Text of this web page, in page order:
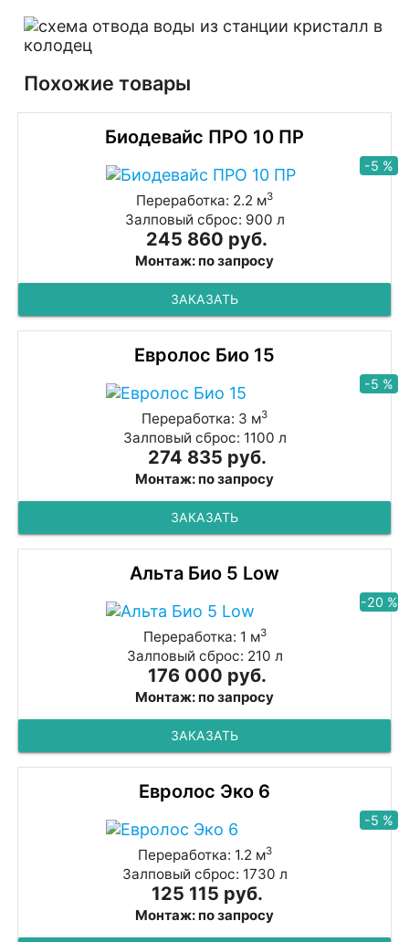
Похожие товары
Биодевайс ПРО 10 ПР
-5 %
Переработка: 2.2 м3
Залповый сброс: 900 л
245 860 руб.
Монтаж: по запросу
ЗАКАЗАТЬ
Евролос Био 15
-5 %
Переработка: 3 м3
Залповый сброс: 1100 л
274 835 руб.
Монтаж: по запросу
ЗАКАЗАТЬ
Альта Био 5 Low
-20 %
Переработка: 1 м3
Залповый сброс: 210 л
176 000 руб.
Монтаж: по запросу
ЗАКАЗАТЬ
Евролос Эко 6
-5 %
Переработка: 1.2 м3
Залповый сброс: 1730 л
125 115 руб.
Монтаж: по запросу